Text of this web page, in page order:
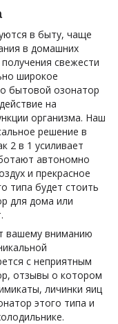
в быту, чаще
в домашних
свежести
широкое
бытовой озонатор
на
организма. Наш
решение в
2 в 1 усиливает
автономно
и прекрасное
типа будет стоить
для дома или
вашему вниманию
с неприятным
отзывы о котором
личинки яиц
этого типа и